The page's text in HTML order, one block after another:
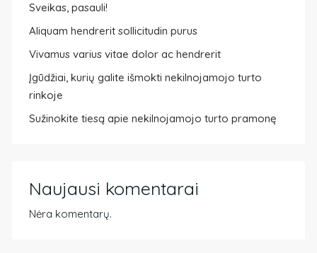
Sveikas, pasauli!
Aliquam hendrerit sollicitudin purus
Vivamus varius vitae dolor ac hendrerit
Įgūdžiai, kurių galite išmokti nekilnojamojo turto
rinkoje
Sužinokite tiesą apie nekilnojamojo turto pramonę
Naujausi komentarai
Nėra komentarų.